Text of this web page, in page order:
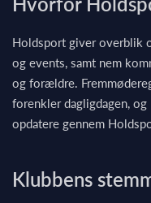
Holdsport giver overblik
og events, samt nem
og forældre.
forenkler dagligdagen,
opdatere gennem
Klubbens